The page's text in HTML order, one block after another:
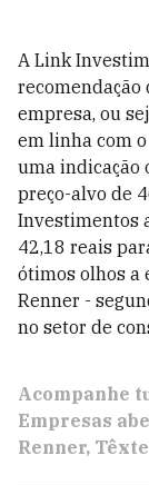
A Link
empresa, ou
em linha com
uma indicação
preço-alvo de
Investimentos
42,18 reais
ótimos olhos a
Renner -
no setor de
Acompanhe
Empresas
Renner